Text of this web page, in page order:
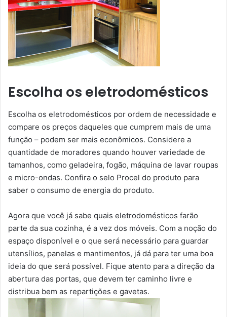
Escolha os eletrodomésticos
Escolha os eletrodomésticos por ordem de necessidade e
compare os preços daqueles que cumprem mais de uma
função – podem ser mais econômicos. Considere a
quantidade de moradores quando houver variedade de
tamanhos, como geladeira, fogão, máquina de lavar roupas
e micro-ondas. Confira o selo Procel do produto para
saber o consumo de energia do produto.
Agora que você já sabe quais eletrodomésticos farão
parte da sua cozinha, é a vez dos móveis. Com a noção do
espaço disponível e o que será necessário para guardar
utensílios, panelas e mantimentos, já dá para ter uma boa
ideia do que será possível. Fique atento para a direção da
abertura das portas, que devem ter caminho livre e
distribua bem as repartições e gavetas.